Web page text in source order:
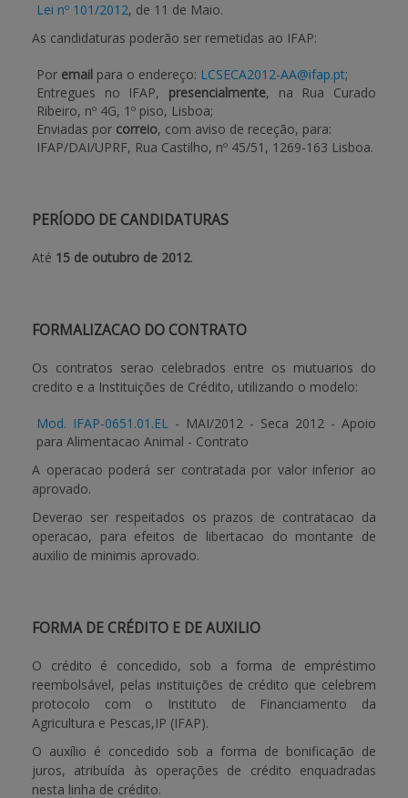
Lei nº 101/2012, de 11 de Maio.
As candidaturas poderão ser remetidas ao IFAP:
Por email para o endereço: LCSECA2012-AA@ifap.pt;
Entregues no IFAP, presencialmente, na Rua Curado
Ribeiro, nº 4G, 1º piso, Lisboa;
Enviadas por correio, com aviso de receção, para:
IFAP/DAI/UPRF, Rua Castilho, nº 45/51, 1269-163 Lisboa.
PERÍODO DE CANDIDATURAS
Até 15 de outubro de 2012.
FORMALIZACAO DO CONTRATO
Os contratos serao celebrados entre os mutuarios do
credito e a Instituições de Crédito, utilizando o modelo:
Mod. IFAP-0651.01.EL - MAI/2012 - Seca 2012 - Apoio
para Alimentacao Animal - Contrato
A operacao poderá ser contratada por valor inferior ao
aprovado.
Deverao ser respeitados os prazos de contratacao da
operacao, para efeitos de libertacao do montante de
auxilio de minimis aprovado.
FORMA DE CRÉDITO E DE AUXILIO
O crédito é concedido, sob a forma de empréstimo
reembolsável, pelas instituições de crédito que celebrem
protocolo com o Instituto de Financiamento da
Agricultura e Pescas,IP (IFAP).
O auxílio é concedido sob a forma de bonificação de
juros, atribuída às operações de crédito enquadradas
nesta linha de crédito.